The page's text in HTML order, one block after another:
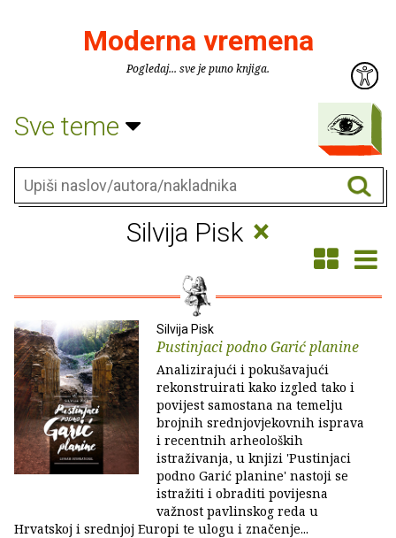
Moderna vremena
Pogledaj... sve je puno knjiga.
Sve teme
Silvija Pisk ×
Silvija Pisk
Pustinjaci podno Garić planine
Analizirajući i pokušavajući
rekonstruirati kako izgled tako i
povijest samostana na temelju
brojnih srednjovjekovnih isprava
i recentnih arheoloških
istraživanja, u knjizi 'Pustinjaci
podno Garić planine' nastoji se
istražiti i obraditi povijesna
važnost pavlinskog reda u
Hrvatskoj i srednjoj Europi te ulogu i značenje...